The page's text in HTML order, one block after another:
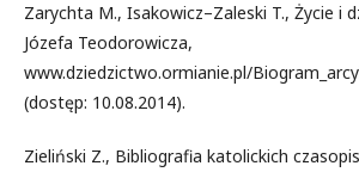
Zarychta M., Isakowicz–Zaleski T., Życie i
Józefa Teodorowicza,
www.dziedzictwo.ormianie.pl/
(dostęp: 10.08.2014).
Zieliński Z., Bibliografia katolickich